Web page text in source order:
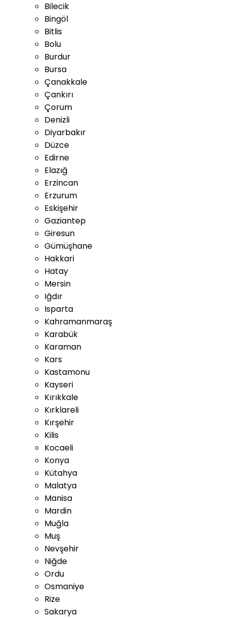
Bilecik
Bingöl
Bitlis
Bolu
Burdur
Bursa
Çanakkale
Çankırı
Çorum
Denizli
Diyarbakır
Düzce
Edirne
Elazığ
Erzincan
Erzurum
Eskişehir
Gaziantep
Giresun
Gümüşhane
Hakkari
Hatay
Mersin
Iğdır
Isparta
Kahramanmaraş
Karabük
Karaman
Kars
Kastamonu
Kayseri
Kırıkkale
Kırklareli
Kırşehir
Kilis
Kocaeli
Konya
Kütahya
Malatya
Manisa
Mardin
Muğla
Muş
Nevşehir
Niğde
Ordu
Osmaniye
Rize
Sakarya